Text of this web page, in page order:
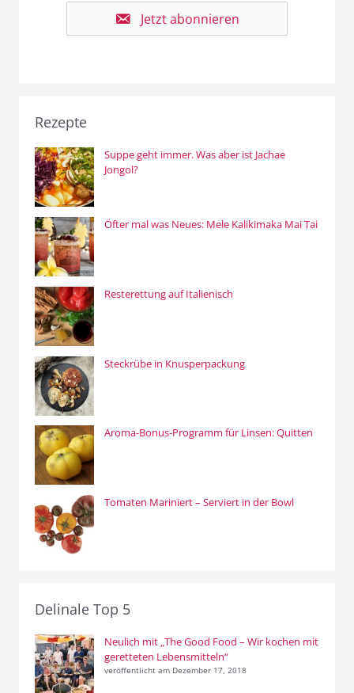
Jetzt abonnieren
Rezepte
Suppe geht immer. Was aber ist Jachae
Jongol?
Öfter mal was Neues: Mele Kalikimaka Mai Tai
Resterettung auf Italienisch
Steckrübe in Knusperpackung
Aroma-Bonus-Programm für Linsen: Quitten
Tomaten Mariniert – Serviert in der Bowl
Delinale Top 5
Neulich mit „The Good Food – Wir kochen mit
geretteten Lebensmitteln“
veröffentlicht am Dezember 17, 2018